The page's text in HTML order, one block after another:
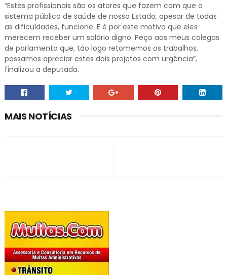
“Estes profissionais são os atores que fazem com que o
sistema público de saúde de nosso Estado, apesar de todas
as dificuldades, funcione. E é por este motivo que eles
merecem receber um salário digno. Peço aos meus colegas
de parlamento que, tão logo retomemos os trabalhos,
possamos apreciar estes dois projetos com urgência”,
finalizou a deputada.
MAIS NOTÍCIAS